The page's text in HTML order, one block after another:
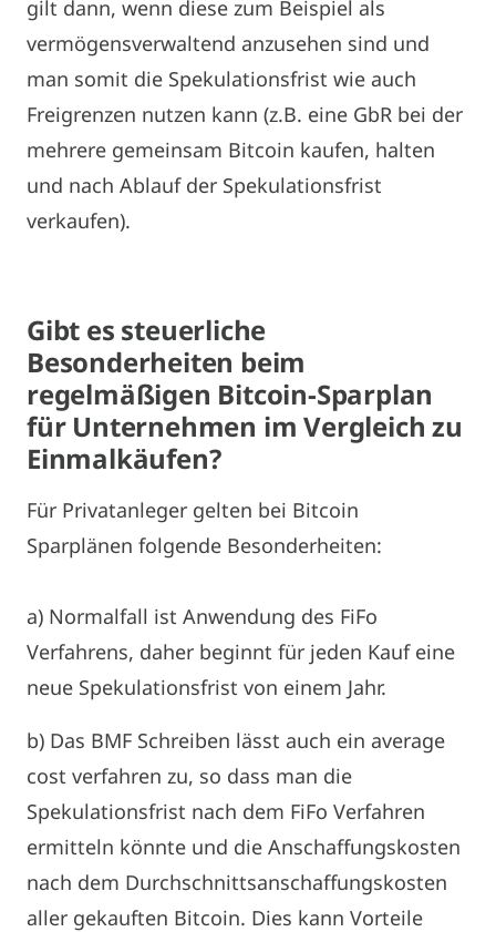
gilt dann, wenn diese zum Beispiel als
vermögensverwaltend anzusehen sind und
man somit die Spekulationsfrist wie auch
Freigrenzen nutzen kann (z.B. eine GbR bei der
mehrere gemeinsam Bitcoin kaufen, halten
und nach Ablauf der Spekulationsfrist
verkaufen).
Gibt es steuerliche
Besonderheiten beim
regelmäßigen Bitcoin-Sparplan
für Unternehmen im Vergleich zu
Einmalkäufen?
Für Privatanleger gelten bei Bitcoin
Sparplänen folgende Besonderheiten:
a) Normalfall ist Anwendung des FiFo
Verfahrens, daher beginnt für jeden Kauf eine
neue Spekulationsfrist von einem Jahr.
b) Das BMF Schreiben lässt auch ein average
cost verfahren zu, so dass man die
Spekulationsfrist nach dem FiFo Verfahren
ermitteln könnte und die Anschaffungskosten
nach dem Durchschnittsanschaffungskosten
aller gekauften Bitcoin. Dies kann Vorteile